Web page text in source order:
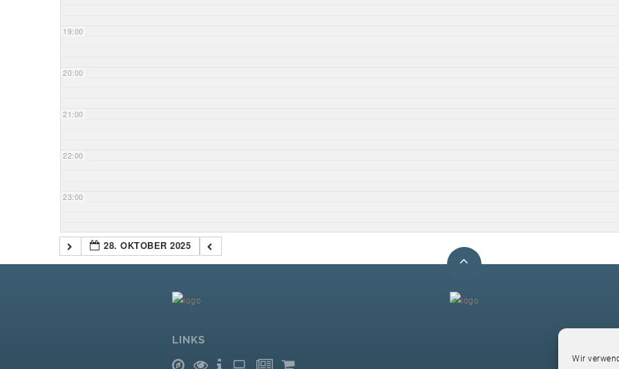
Wir
19:00
20:00
21:00
22:00
23:00
28. OKTOBER 2025
LINKS